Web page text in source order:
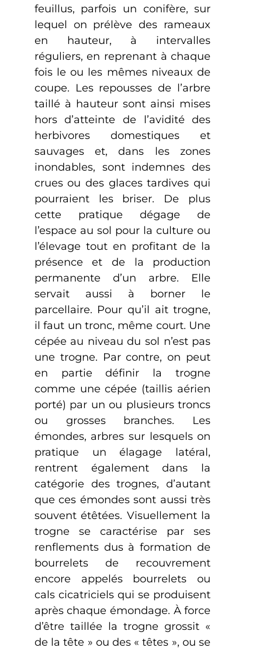
feuillus, parfois un conifère, sur
lequel on prélève des rameaux
en hauteur, à intervalles
réguliers, en reprenant à chaque
fois le ou les mêmes niveaux de
coupe. Les repousses de l’arbre
taillé à hauteur sont ainsi mises
hors d’atteinte de l’avidité des
herbivores domestiques et
sauvages et, dans les zones
inondables, sont indemnes des
crues ou des glaces tardives qui
pourraient les briser. De plus
cette pratique dégage de
l’espace au sol pour la culture ou
l’élevage tout en profitant de la
présence et de la production
permanente d’un arbre. Elle
servait aussi à borner le
parcellaire. Pour qu’il ait trogne,
il faut un tronc, même court. Une
cépée au niveau du sol n’est pas
une trogne. Par contre, on peut
en partie définir la trogne
comme une cépée (taillis aérien
porté) par un ou plusieurs troncs
ou grosses branches. Les
émondes, arbres sur lesquels on
pratique un élagage latéral,
rentrent également dans la
catégorie des trognes, d’autant
que ces émondes sont aussi très
souvent étêtées. Visuellement la
trogne se caractérise par ses
renflements dus à formation de
bourrelets de recouvrement
encore appelés bourrelets ou
cals cicatriciels qui se produisent
après chaque émondage. À force
d’être taillée la trogne grossit «
de la tête » ou des « têtes », ou se